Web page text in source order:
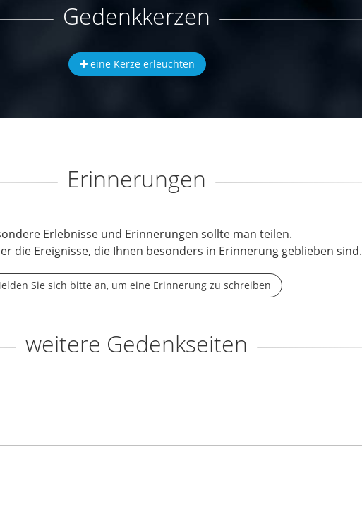
Gedenkkerzen
eine Kerze erleuchten
Erinnerungen
Erlebnisse und Erinnerungen sollte man teilen.
die Ereignisse, die Ihnen besonders in Erinnerung geblieben sind.
Sie sich bitte an, um eine Erinnerung zu schreiben
weitere Gedenkseiten